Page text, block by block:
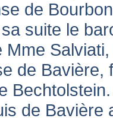
de
suite le
Mme
de
de